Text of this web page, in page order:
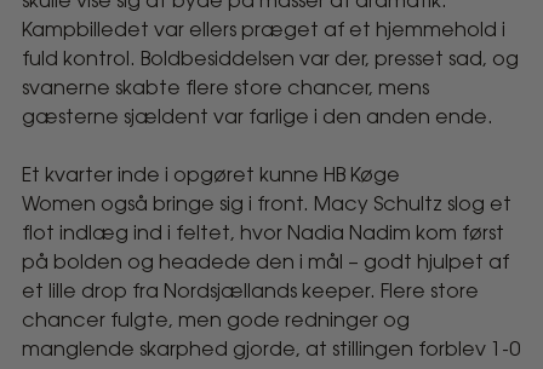
scoringer
fælder
igen
HB
Køge
Women
Kampbilledet var ellers præget af et hjemmehold i
fuld kontrol. Boldbesiddelsen var der, presset sad, og
svanerne skabte flere store chancer, mens
gæsterne sjældent var farlige i den anden ende.
Et kvarter inde i opgøret kunne HB Køge
Women også bringe sig i front. Macy Schultz slog et
flot indlæg ind i feltet, hvor Nadia Nadim kom først
på bolden og headede den i mål – godt hjulpet af
et lille drop fra Nordsjællands keeper. Flere store
chancer fulgte, men gode redninger og
manglende skarphed gjorde, at stillingen forblev 1-0